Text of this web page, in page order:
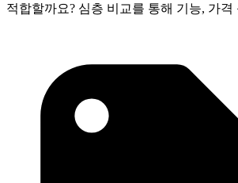
적합할까요? 심층 비교를 통해 기능, 가격